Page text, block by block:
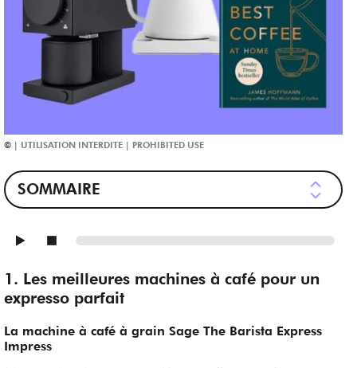
SOMMAIRE
1. Les meilleures machines à café pour un
expresso parfait
La machine à café à grain Sage The Barista Express
Impress